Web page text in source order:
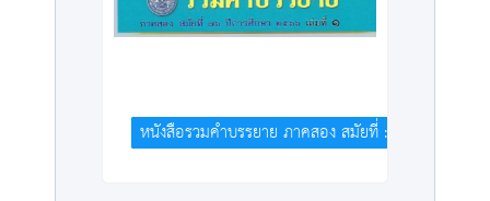
หนังสือรวมคำบรรยาย ภาคสอง สมัยที่ : 76